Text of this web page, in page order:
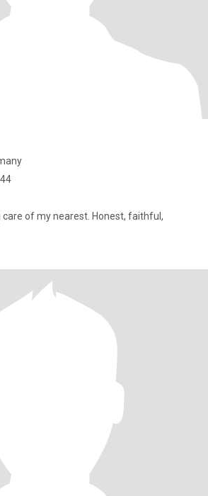
care of my nearest. Honest, faithful,